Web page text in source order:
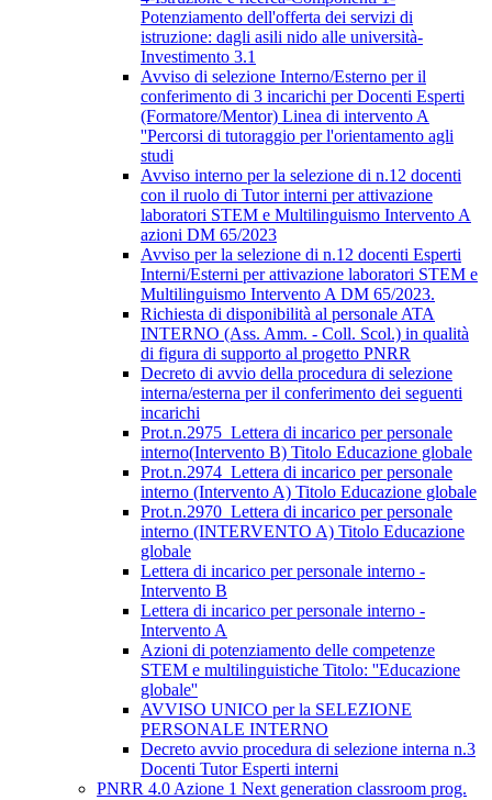
Potenziamento dell'offerta dei servizi di
istruzione: dagli asili nido alle università-
Investimento 3.1
Avviso di selezione Interno/Esterno per il
conferimento di 3 incarichi per Docenti Esperti
(Formatore/Mentor) Linea di intervento A
''Percorsi di tutoraggio per l'orientamento agli
studi
Avviso interno per la selezione di n.12 docenti
con il ruolo di Tutor interni per attivazione
laboratori STEM e Multilinguismo Intervento A
azioni DM 65/2023
Avviso per la selezione di n.12 docenti Esperti
Interni/Esterni per attivazione laboratori STEM e
Multilinguismo Intervento A DM 65/2023.
Richiesta di disponibilità al personale ATA
INTERNO (Ass. Amm. - Coll. Scol.) in qualità
di figura di supporto al progetto PNRR
Decreto di avvio della procedura di selezione
interna/esterna per il conferimento dei seguenti
incarichi
Prot.n.2975_Lettera di incarico per personale
interno(Intervento B) Titolo Educazione globale
Prot.n.2974_Lettera di incarico per personale
interno (Intervento A) Titolo Educazione globale
Prot.n.2970_Lettera di incarico per personale
interno (INTERVENTO A) Titolo Educazione
globale
Lettera di incarico per personale interno -
Intervento B
Lettera di incarico per personale interno -
Intervento A
Azioni di potenziamento delle competenze
STEM e multilinguistiche Titolo: ''Educazione
globale''
AVVISO UNICO per la SELEZIONE
PERSONALE INTERNO
Decreto avvio procedura di selezione interna n.3
Docenti Tutor Esperti interni
PNRR 4.0 Azione 1 Next generation classroom prog.